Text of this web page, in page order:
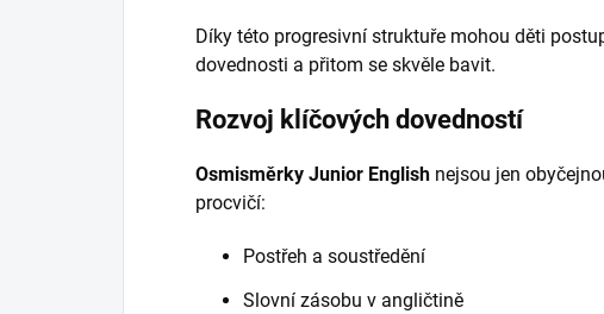
Díky této progresivní struktuře mohou děti
dovednosti a přitom se skvěle bavit.
Rozvoj klíčových dovedností
Osmisměrky Junior English nejsou jen
procvičí:
Postřeh a soustředění
Slovní zásobu v angličtině